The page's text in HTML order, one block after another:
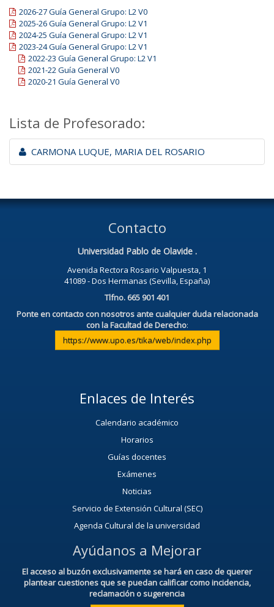
2026-27 Guía General Grupo: L2 V0
2025-26 Guía General Grupo: L2 V1
2024-25 Guía General Grupo: L2 V1
2023-24 Guía General Grupo: L2 V1
2022-23 Guía General Grupo: L2 V1
2021-22 Guía General V0
2020-21 Guía General V0
Lista de Profesorado:
CARMONA LUQUE, MARIA DEL ROSARIO
Contacto
Universidad Pablo de Olavide .
Avenida Rectora Rosario Valpuesta, 1
41089 - Dos Hermanas (Sevilla, España)
Tlfno. 665 901 401
Ponte en contacto con nosotros ante cualquier duda relacionada
con la Facultad de Derecho:
https://www.upo.es/tika/web/index.php
Enlaces de Interés
Calendario académico
Horarios
Guías docentes
Exámenes
Noticias
Servicio de Extensión Cultural (SEC)
Agenda Cultural de la universidad
Ayúdanos a Mejorar
El acceso al buzón exclusivamente se hará en caso de querer
plantear cuestiones que se puedan calificar como incidencia,
reclamación o sugerencia